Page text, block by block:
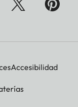
Accesibilidad